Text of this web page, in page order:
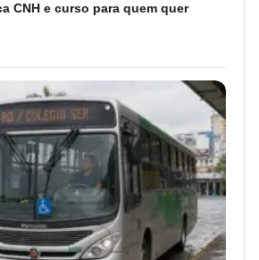
CNH e curso para quem quer